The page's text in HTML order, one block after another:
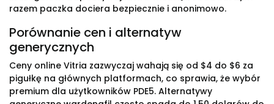
razem paczka dociera bezpiecznie i anonimowo.
Porównanie cen i alternatyw
generycznych
Ceny online Vitria zazwyczaj wahają się od $4 do $6 za
pigułkę na głównych platformach, co sprawia, że wybór
premium dla użytkowników PDE5. Alternatywy